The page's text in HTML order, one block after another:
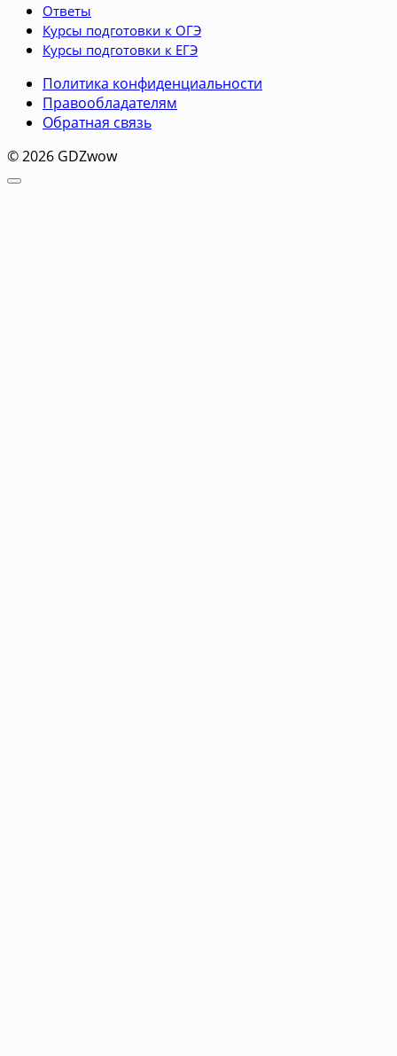
Ответы
Курсы подготовки к ОГЭ
Курсы подготовки к ЕГЭ
Политика конфиденциальности
Правообладателям
Обратная связь
© 2026 GDZwow